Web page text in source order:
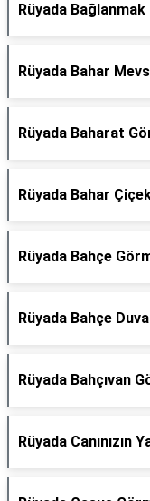
Rüyada
Rüyada Bahar
Rüyada Baharat
Rüyada Bahar
Rüyada Bahçe
Rüyada Bahçe
Rüyada Bahçıvan
Rüyada Canınızın